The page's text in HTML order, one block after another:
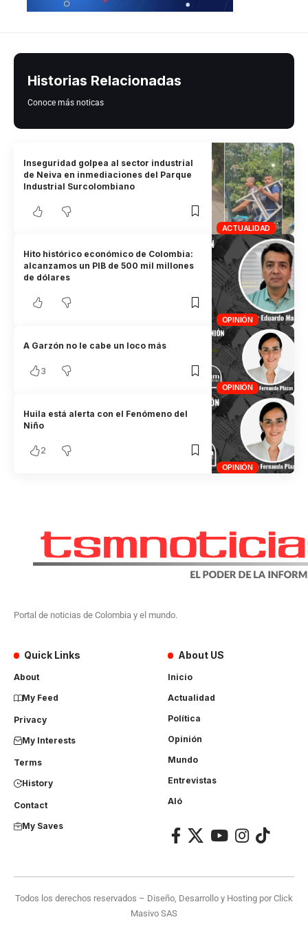
Historias Relacionadas
Conoce más noticas
ACTUALIDAD
Inseguridad golpea al sector industrial
de Neiva en inmediaciones del Parque
Industrial Surcolombiano
OPINIÓN
Hito histórico económico de Colombia:
alcanzamos un PIB de 500 mil millones
de dólares
OPINIÓN
A Garzón no le cabe un loco más
3
OPINIÓN
Huila está alerta con el Fenómeno del
Niño
2
Portal de noticias de Colombia y el mundo.
Quick Links
About
My Feed
Privacy
My Interests
Terms
History
Contact
My Saves
About US
Inicio
Actualidad
Política
Opinión
Mundo
Entrevistas
Aló
Todos los derechos reservados – Diseño, Desarrollo y Hosting porClick
Masivo SAS